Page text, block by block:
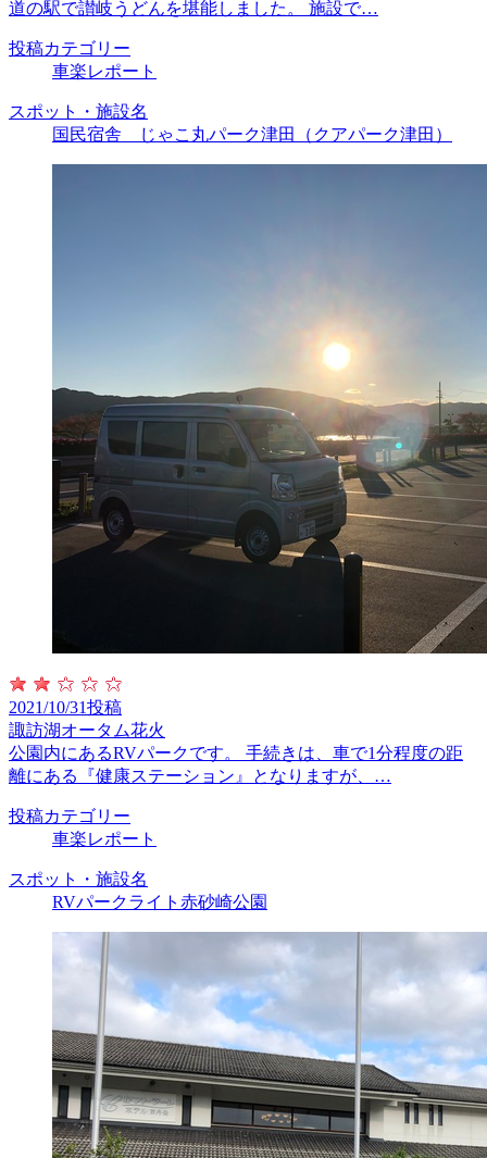
道の駅で讃岐うどんを堪能しました。 施設で…
投稿カテゴリー
車楽レポート
スポット・施設名
国民宿舎 じゃこ丸パーク津田（クアパーク津田）
2021/10/31投稿
諏訪湖オータム花火
公園内にあるRVパークです。 手続きは、車で1分程度の距
離にある『健康ステーション』となりますが、…
投稿カテゴリー
車楽レポート
スポット・施設名
RVパークライト赤砂崎公園